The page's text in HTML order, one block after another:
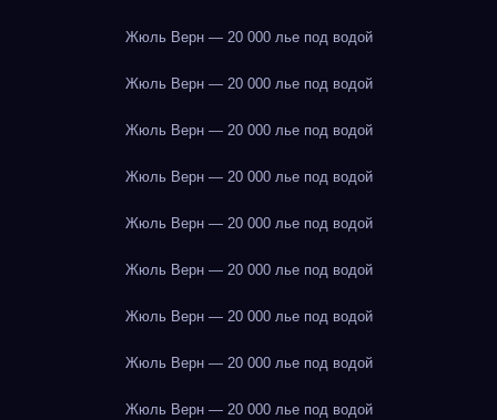
Жюль Верн — 20 000 лье под водой
Жюль Верн — 20 000 лье под водой
Жюль Верн — 20 000 лье под водой
Жюль Верн — 20 000 лье под водой
Жюль Верн — 20 000 лье под водой
Жюль Верн — 20 000 лье под водой
Жюль Верн — 20 000 лье под водой
Жюль Верн — 20 000 лье под водой
Жюль Верн — 20 000 лье под водой